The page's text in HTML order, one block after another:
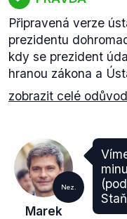
Připravená verze
prezidentu
kdy se prezident
hranou zákona a
zobrazit celé
Nez.
Marek